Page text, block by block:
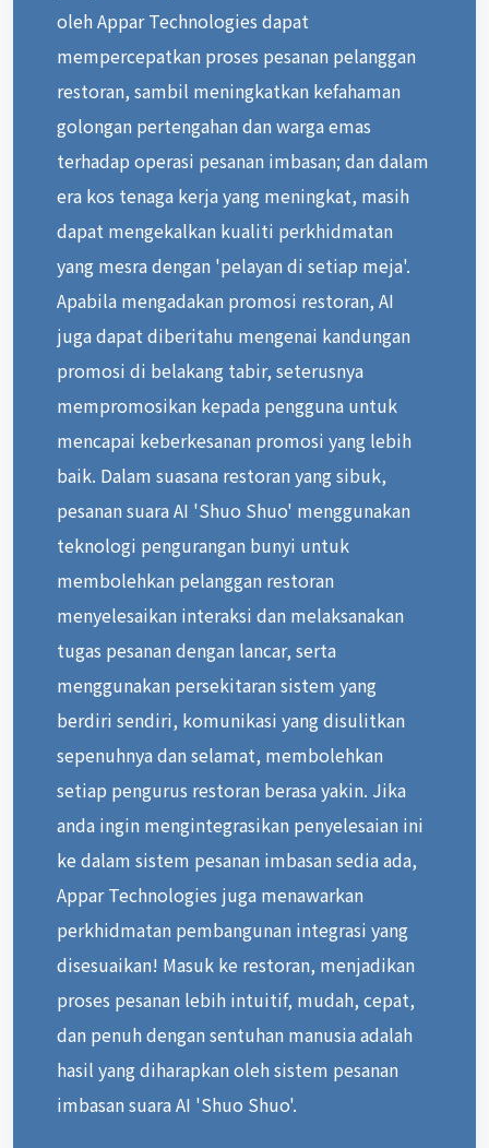
oleh Appar Technologies dapat
mempercepatkan proses pesanan pelanggan
restoran, sambil meningkatkan kefahaman
golongan pertengahan dan warga emas
terhadap operasi pesanan imbasan; dan dalam
era kos tenaga kerja yang meningkat, masih
dapat mengekalkan kualiti perkhidmatan
yang mesra dengan 'pelayan di setiap meja'.
Apabila mengadakan promosi restoran, AI
juga dapat diberitahu mengenai kandungan
promosi di belakang tabir, seterusnya
mempromosikan kepada pengguna untuk
mencapai keberkesanan promosi yang lebih
baik. Dalam suasana restoran yang sibuk,
pesanan suara AI 'Shuo Shuo' menggunakan
teknologi pengurangan bunyi untuk
membolehkan pelanggan restoran
menyelesaikan interaksi dan melaksanakan
tugas pesanan dengan lancar, serta
menggunakan persekitaran sistem yang
berdiri sendiri, komunikasi yang disulitkan
sepenuhnya dan selamat, membolehkan
setiap pengurus restoran berasa yakin. Jika
anda ingin mengintegrasikan penyelesaian ini
ke dalam sistem pesanan imbasan sedia ada,
Appar Technologies juga menawarkan
perkhidmatan pembangunan integrasi yang
disesuaikan! Masuk ke restoran, menjadikan
proses pesanan lebih intuitif, mudah, cepat,
dan penuh dengan sentuhan manusia adalah
hasil yang diharapkan oleh sistem pesanan
imbasan suara AI 'Shuo Shuo'.